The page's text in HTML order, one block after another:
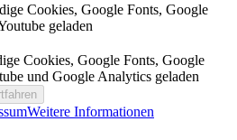
Cookies, Google Fonts, Google
geladen
Cookies, Google Fonts, Google
und Google Analytics geladen
Weitere Informationen